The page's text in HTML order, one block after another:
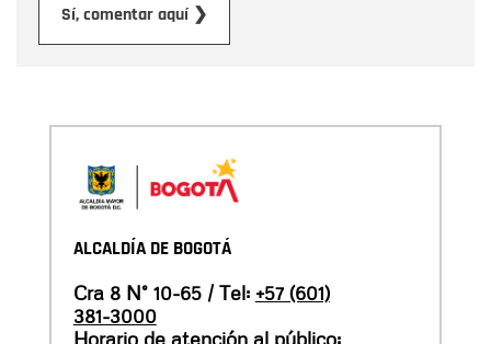
Sí, comentar aquí ❯
ALCALDÍA DE BOGOTÁ
Cra 8 N° 10-65 / Tel: +57 (601)
381-3000
Horario de atención al público: